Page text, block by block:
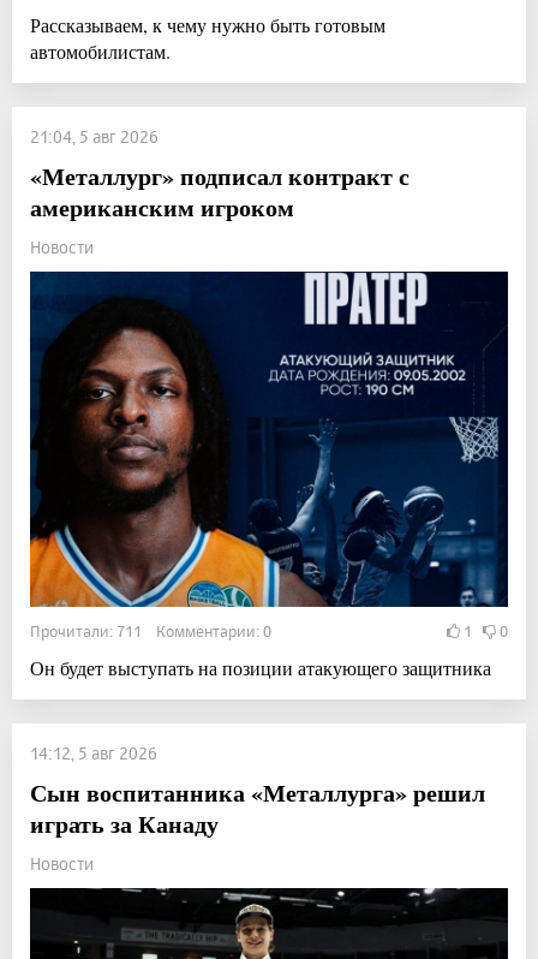
Рассказываем, к чему нужно быть готовым
автомобилистам.
21:04, 5 авг 2026
«Металлург» подписал контракт с
американским игроком
Новости
Прочитали: 711 Комментарии: 0 1 0
Он будет выступать на позиции атакующего защитника
14:12, 5 авг 2026
Сын воспитанника «Металлурга» решил
играть за Канаду
Новости